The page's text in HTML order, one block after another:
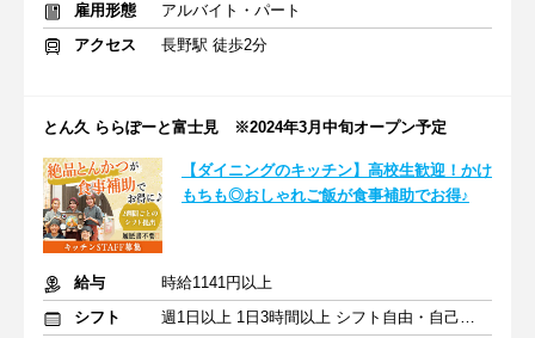
雇用形態
アルバイト・パート
アクセス
長野駅 徒歩2分
とん久 ららぽーと富士見 ※2024年3月中旬オープン予定
【ダイニングのキッチン】高校生歓迎！かけ
もちも◎おしゃれご飯が食事補助でお得♪
給与
時給1141円以上
シフト
週1日以上 1日3時間以上 シフト自由・自己申告